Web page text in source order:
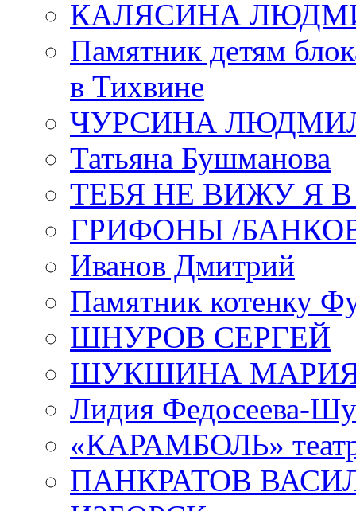
КАЛЯСИНА
Памятник детям
в Тихвине
ЧУРСИНА
Татьяна Бушманова
ТЕБЯ НЕ ВИЖУ Я
ГРИФОНЫ /
Иванов Дмитрий
Памятник котенку
ШНУРОВ СЕРГЕЙ
ШУКШИНА
Лидия Федосеева-
«КАРАМБОЛЬ»
ПАНКРАТОВ